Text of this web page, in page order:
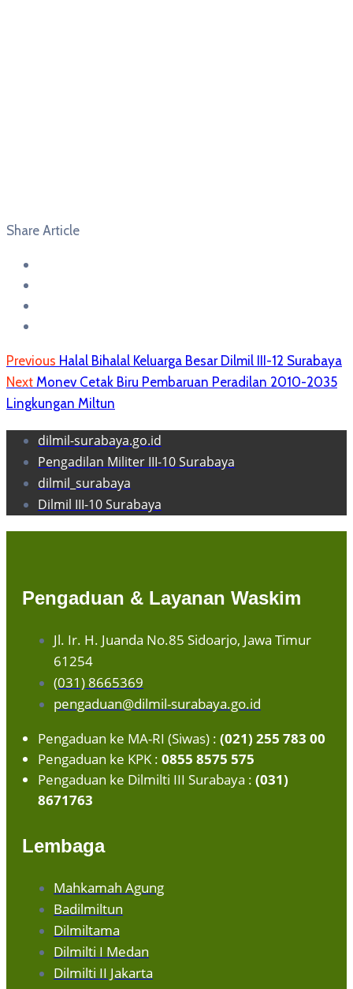
Share Article
Previous Halal Bihalal Keluarga Besar Dilmil III-12 Surabaya
Next Monev Cetak Biru Pembaruan Peradilan 2010-2035
Lingkungan Miltun
dilmil-surabaya.go.id
Pengadilan Militer III-10 Surabaya
dilmil_surabaya
Dilmil III-10 Surabaya
Pengaduan & Layanan Waskim
Jl. Ir. H. Juanda No.85 Sidoarjo, Jawa Timur
61254
(031) 8665369
pengaduan@dilmil-surabaya.go.id
Pengaduan ke MA-RI (Siwas) : (021) 255 783 00
Pengaduan ke KPK : 0855 8575 575
Pengaduan ke Dilmilti III Surabaya : (031)
8671763
Lembaga
Mahkamah Agung
Badilmiltun
Dilmiltama
Dilmilti I Medan
Dilmilti II Jakarta